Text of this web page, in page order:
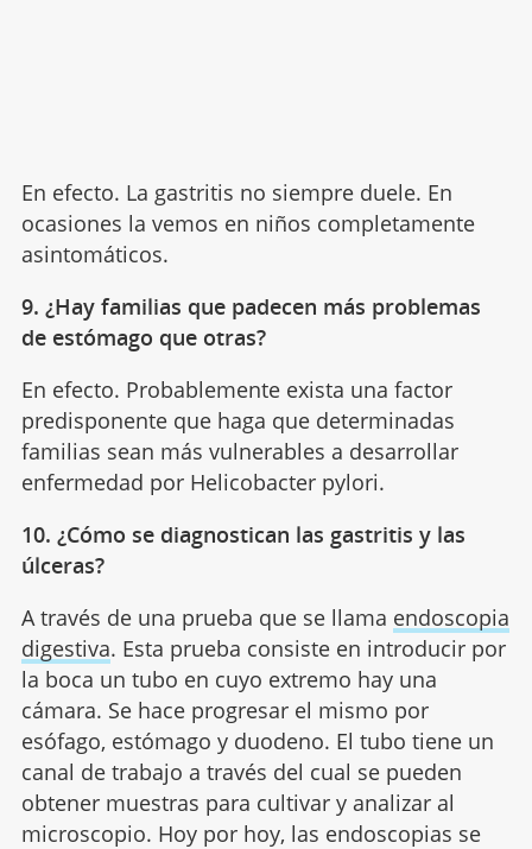
En efecto. La gastritis no siempre duele. En
ocasiones la vemos en niños completamente
asintomáticos.
9. ¿Hay familias que padecen más problemas
de estómago que otras?
En efecto. Probablemente exista una factor
predisponente que haga que determinadas
familias sean más vulnerables a desarrollar
enfermedad por Helicobacter pylori.
10. ¿Cómo se diagnostican las gastritis y las
úlceras?
A través de una prueba que se llama endoscopia
digestiva. Esta prueba consiste en introducir por
la boca un tubo en cuyo extremo hay una
cámara. Se hace progresar el mismo por
esófago, estómago y duodeno. El tubo tiene un
canal de trabajo a través del cual se pueden
obtener muestras para cultivar y analizar al
microscopio. Hoy por hoy, las endoscopias se